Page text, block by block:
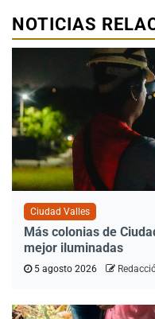
NOTICIAS
Ciudad Valles
Más colonias de
mejor iluminadas
5 agosto 2026